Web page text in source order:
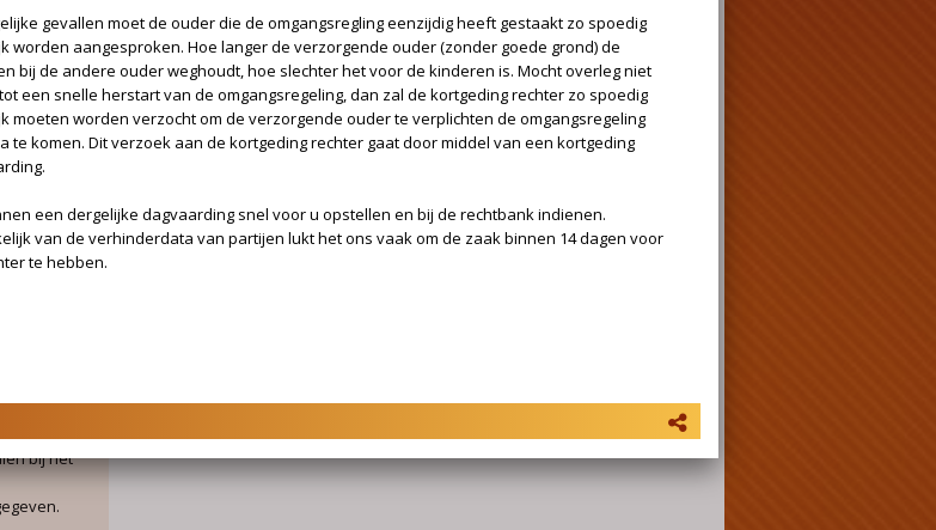
met een
de
krijgen. Dit
van
dat;
bij het
omgangsregeling stopt zonder dat daarvoor een goede reden
is. Dit kan bijvoorbeeld zijn omdat de ouders een
meningsverschil hebben waar zij niet uitkomen, waarna de
verzorgende ouder de omgangsregling eenzijdig stopt om
daarmee de andere ouder dwars te zitten. Een dergelijke
situatie lost zich in de meeste gevallen niet vanzelf op en de
kinderen zijn daarvan dan de dupe.
lees meer